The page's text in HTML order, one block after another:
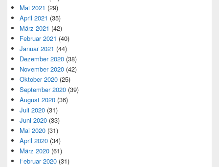
Mai 2021 (29)
April 2021 (35)
März 2021 (42)
Februar 2021 (40)
Januar 2021 (44)
Dezember 2020 (38)
November 2020 (42)
Oktober 2020 (25)
September 2020 (39)
August 2020 (36)
Juli 2020 (31)
Juni 2020 (33)
Mai 2020 (31)
April 2020 (34)
März 2020 (61)
Februar 2020 (31)